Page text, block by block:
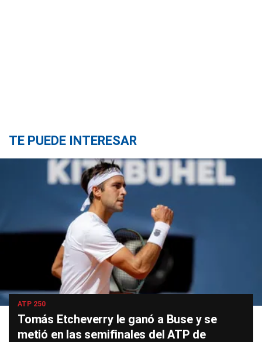
TE PUEDE INTERESAR
ATP 250
Tomás Etcheverry le ganó a Buse y se
metió en las semifinales del ATP de